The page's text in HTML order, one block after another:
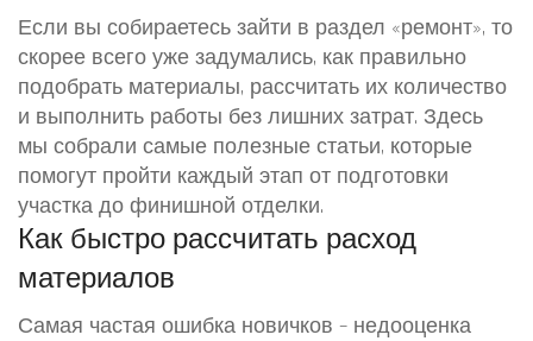
Если вы собираетесь зайти в раздел «ремонт», то
скорее всего уже задумались, как правильно
подобрать материалы, рассчитать их количество
и выполнить работы без лишних затрат. Здесь
мы собрали самые полезные статьи, которые
помогут пройти каждый этап от подготовки
участка до финишной отделки.
Как быстро рассчитать расход
материалов
Самая частая ошибка новичков – недооценка